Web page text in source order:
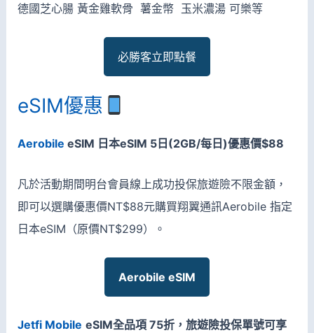
德國芝心腸 黃金雞軟骨 薯金幣 玉米濃湯 可樂等
必勝客立即點餐
eSIM優惠
Aerobile eSIM 日本eSIM 5日(2GB/每日)優惠價$88
凡於活動期間明台會員線上成功投保旅遊險不限金額，
即可以選購優惠價NT$88元購買翔翼通訊Aerobile 指定
日本eSIM（原價NT$299）。
Aerobile eSIM
Jetfi Mobile eSIM全品項 75折，旅遊險投保單號可享